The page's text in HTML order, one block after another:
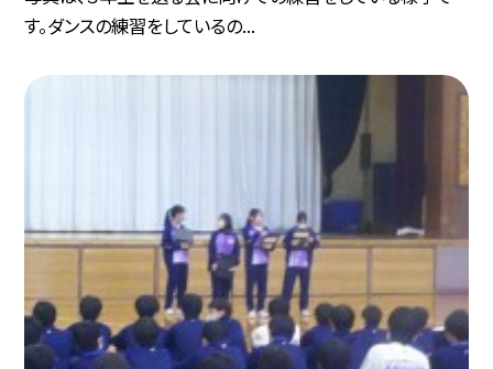
す。ダンスの練習をしているの...